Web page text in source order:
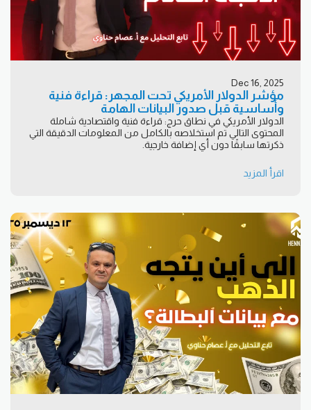
Dec 16, 2025
مؤشر الدولار الأمريكي تحت المجهر: قراءة فنية
وأساسية قبل صدور البيانات الهامة
الدولار الأمريكي في نطاق حرج: قراءة فنية واقتصادية شاملة
المحتوى التالي تم استخلاصه بالكامل من المعلومات الدقيقة التي
ذكرتها سابقًا دون أي إضافة خارجية.
اقرأ المزيد